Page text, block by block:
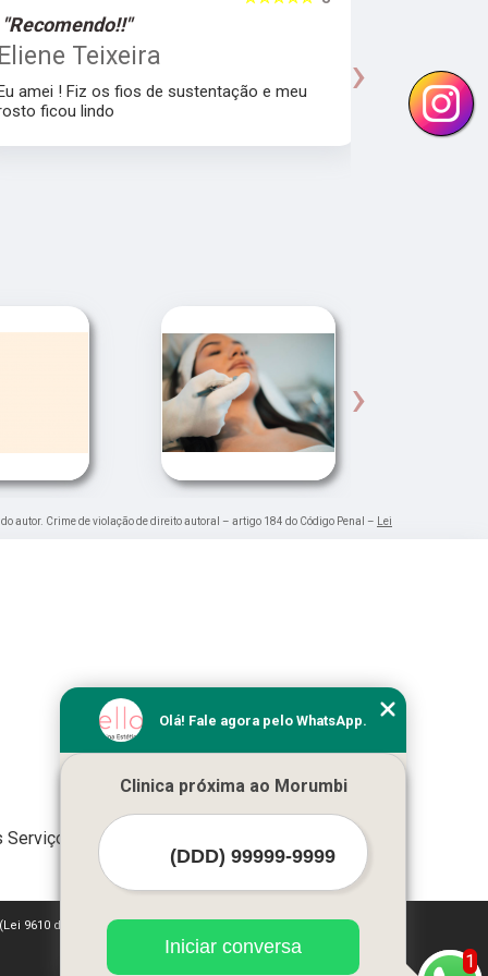
"Recomendo!!"
Eliene Teixeira
amei ! Fiz os fios de sustentação e meu
ficou lindo
Ótimo
excelente,
›
›
autor. Crime de violação de direito autoral – artigo 184 do Código Penal –
Lei
Serviços
9610 de 19/02/1998)
1
Olá! Fale agora pelo WhatsApp.
Clinica próxima ao Morumbi
Iniciar conversa